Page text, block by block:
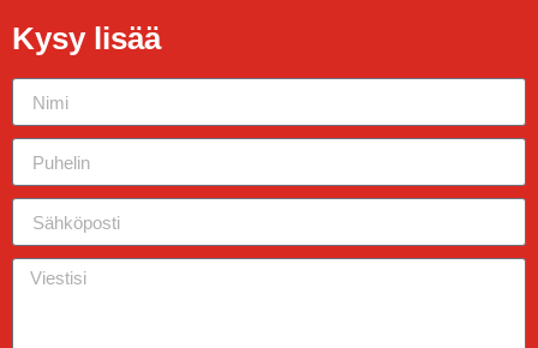
Kysy lisää